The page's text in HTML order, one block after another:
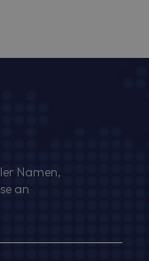
Namen,
an